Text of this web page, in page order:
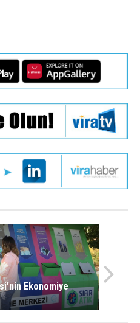
Ekonomiye